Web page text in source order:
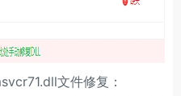
文件修复：